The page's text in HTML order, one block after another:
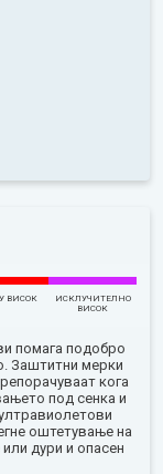
ВИСОК
ИСКЛУЧИТЕЛНО
ВИСОК
помага подобро
Заштитни мерки
кога
под сенка и
оштетување на
дури и опасен